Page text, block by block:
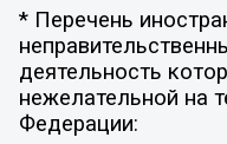
* Перечень
деятельность
нежелательной на
Федерации: